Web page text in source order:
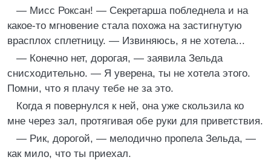
— Мисс Роксан! — Секретарша побледнела и на
какое-то мгновение стала похожа на застигнутую
врасплох сплетницу. — Извиняюсь, я не хотела...
— Конечно нет, дорогая, — заявила Зельда
снисходительно. — Я уверена, ты не хотела этого.
Помни, что я плачу тебе не за это.
Когда я повернулся к ней, она уже скользила ко
мне через зал, протягивая обе руки для приветствия.
— Рик, дорогой, — мелодично пропела Зельда, —
как мило, что ты приехал.